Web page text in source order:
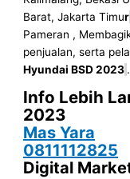
Barat, Jakarta Timur
Pameran ,
penjualan, serta
HyundaiBSD2023
Info Lebih
2023
Mas Yara
0811112825
Digital